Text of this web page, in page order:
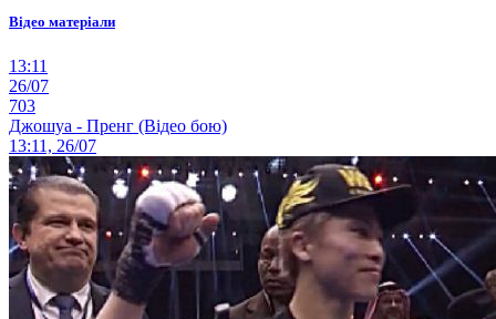
Відео матеріали
13:11
26/07
703
Джошуа - Пренг (Відео бою)
13:11, 26/07